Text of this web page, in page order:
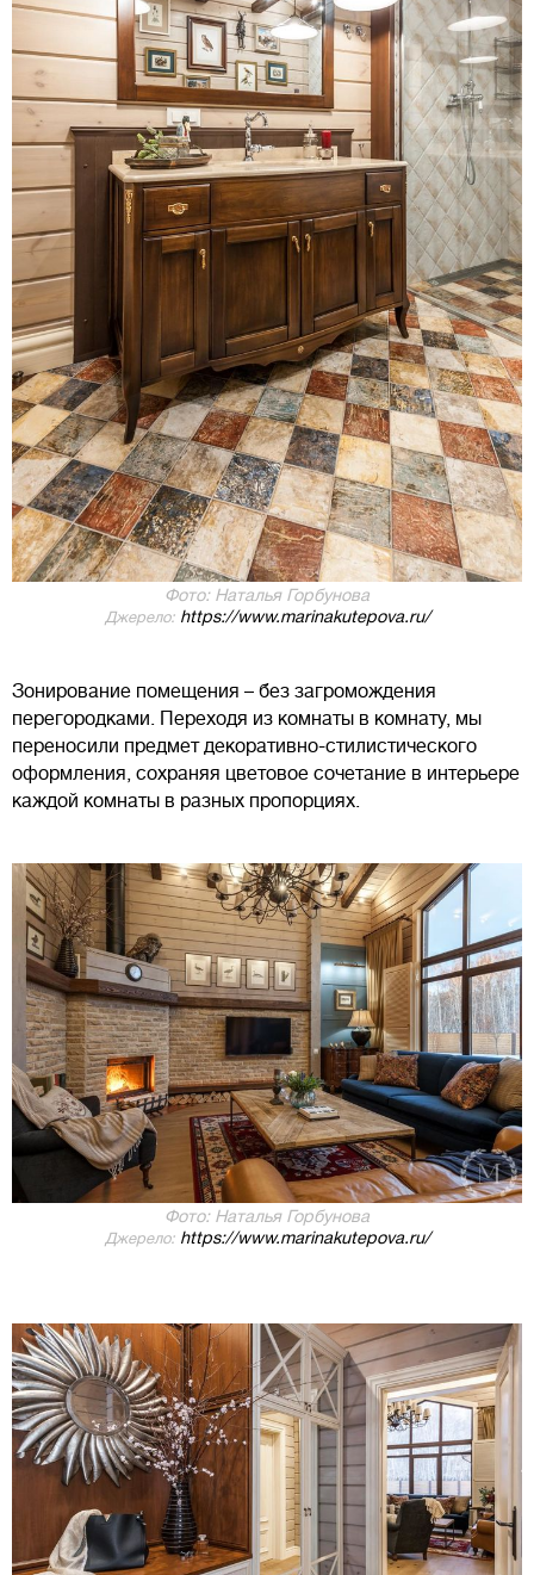
Фото: Наталья Горбунова
Джерело:https://www.marinakutepova.ru/
Зонирование помещения – без загромождения
перегородками. Переходя из комнаты в комнату, мы
переносили предмет декоративно-стилистического
оформления, сохраняя цветовое сочетание в интерьере
каждой комнаты в разных пропорциях.
Фото: Наталья Горбунова
Джерело:https://www.marinakutepova.ru/